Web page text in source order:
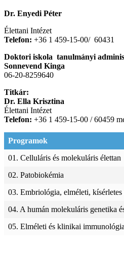
Dr. Enyedi Péter
Élettani Intézet
Telefon: +36 1 459-15-00/ 60431
Doktori iskola tanulmányi
Sonnevend Kinga
06-20-8259640
Titkár:
Dr. Ella Krisztina
Élettani Intézet
Telefon: +36 1 459-15-00 / 60459
Programok
01. Celluláris és molekuláris élettan
02. Patobiokémia
03. Embriológia, elméleti,
04. A humán molekuláris genetika
05. Elméleti és klinikai immunológia